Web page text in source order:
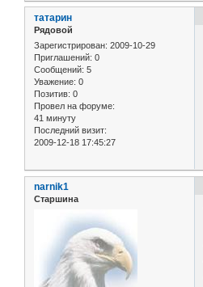
татарин
Рядовой
Зарегистрирован: 2009-10-29
Приглашений: 0
Сообщений: 5
Уважение: 0
Позитив: 0
Провел на форуме:
41 минуту
Последний визит:
2009-12-18 17:45:27
narnik1
Старшина